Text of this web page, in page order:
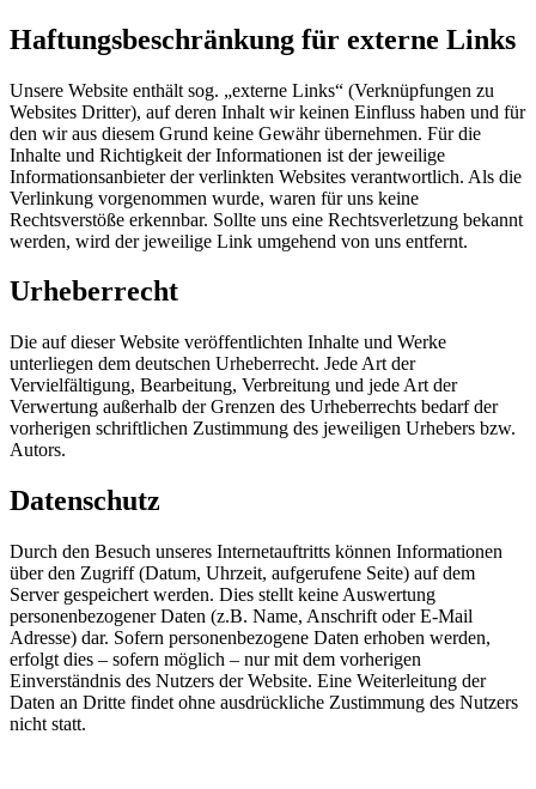
Haftungsbeschränkung für externe Links
Unsere Website enthält sog. „externe Links“ (Verknüpfungen zu
Websites Dritter), auf deren Inhalt wir keinen Einfluss haben und für
den wir aus diesem Grund keine Gewähr übernehmen. Für die
Inhalte und Richtigkeit der Informationen ist der jeweilige
Informationsanbieter der verlinkten Websites verantwortlich. Als die
Verlinkung vorgenommen wurde, waren für uns keine
Rechtsverstöße erkennbar. Sollte uns eine Rechtsverletzung bekannt
werden, wird der jeweilige Link umgehend von uns entfernt.
Urheberrecht
Die auf dieser Website veröffentlichten Inhalte und Werke
unterliegen dem deutschen Urheberrecht. Jede Art der
Vervielfältigung, Bearbeitung, Verbreitung und jede Art der
Verwertung außerhalb der Grenzen des Urheberrechts bedarf der
vorherigen schriftlichen Zustimmung des jeweiligen Urhebers bzw.
Autors.
Datenschutz
Durch den Besuch unseres Internetauftritts können Informationen
über den Zugriff (Datum, Uhrzeit, aufgerufene Seite) auf dem
Server gespeichert werden. Dies stellt keine Auswertung
personenbezogener Daten (z.B. Name, Anschrift oder E-Mail
Adresse) dar. Sofern personenbezogene Daten erhoben werden,
erfolgt dies – sofern möglich – nur mit dem vorherigen
Einverständnis des Nutzers der Website. Eine Weiterleitung der
Daten an Dritte findet ohne ausdrückliche Zustimmung des Nutzers
nicht statt.